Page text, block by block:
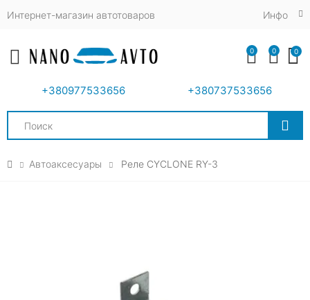
Интернет-магазин автотоваров Инфо
Toggle mobile menu
+380977533656 +380737533656
Search
0 0 0
Автоаксесуары Реле CYCLONE RY-3